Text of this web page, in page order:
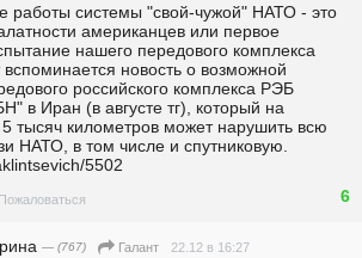
работы системы "свой-чужой" НАТО - это
американцев или первое
нашего передового комплекса
новость о возможной
российского комплекса РЭБ
в Иран (в августе тг), который на
5 тысяч километров может нарушить всю
НАТО, в том числе и спутниковую.
5502
Пожаловаться 6
— (767) Галант 22.12 в 16:27